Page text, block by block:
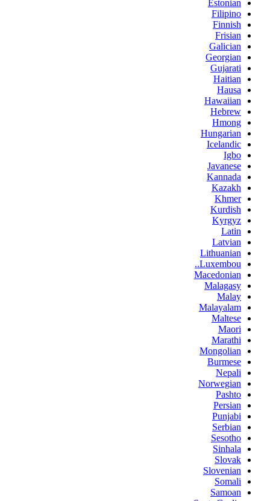
Estonian
Filipino
Finnish
Frisian
Galician
Georgian
Gujarati
Haitian
Hausa
Hawaiian
Hebrew
Hmong
Hungarian
Icelandic
Igbo
Javanese
Kannada
Kazakh
Khmer
Kurdish
Kyrgyz
Latin
Latvian
Lithuanian
Luxembou..
Macedonian
Malagasy
Malay
Malayalam
Maltese
Maori
Marathi
Mongolian
Burmese
Nepali
Norwegian
Pashto
Persian
Punjabi
Serbian
Sesotho
Sinhala
Slovak
Slovenian
Somali
Samoan